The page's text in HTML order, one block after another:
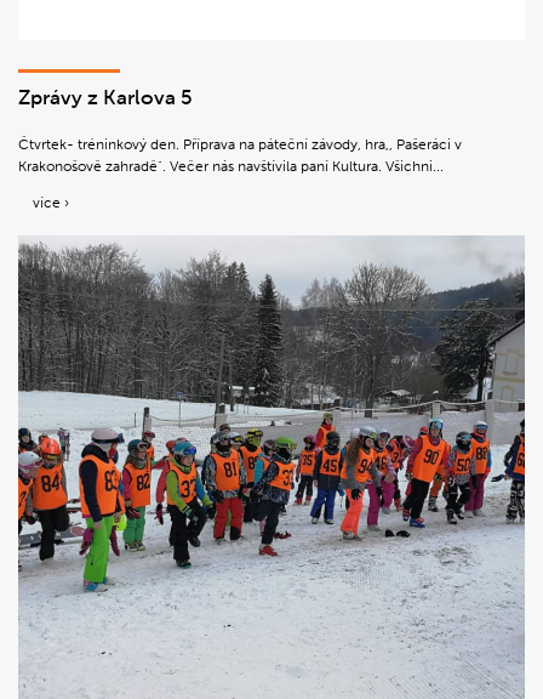
Zprávy z Karlova 5
Čtvrtek- tréninkový den. Příprava na páteční závody, hra,, Pašeráci v
Krakonošově zahradě". Večer nás navštívila paní Kultura. Všichni...
více ›